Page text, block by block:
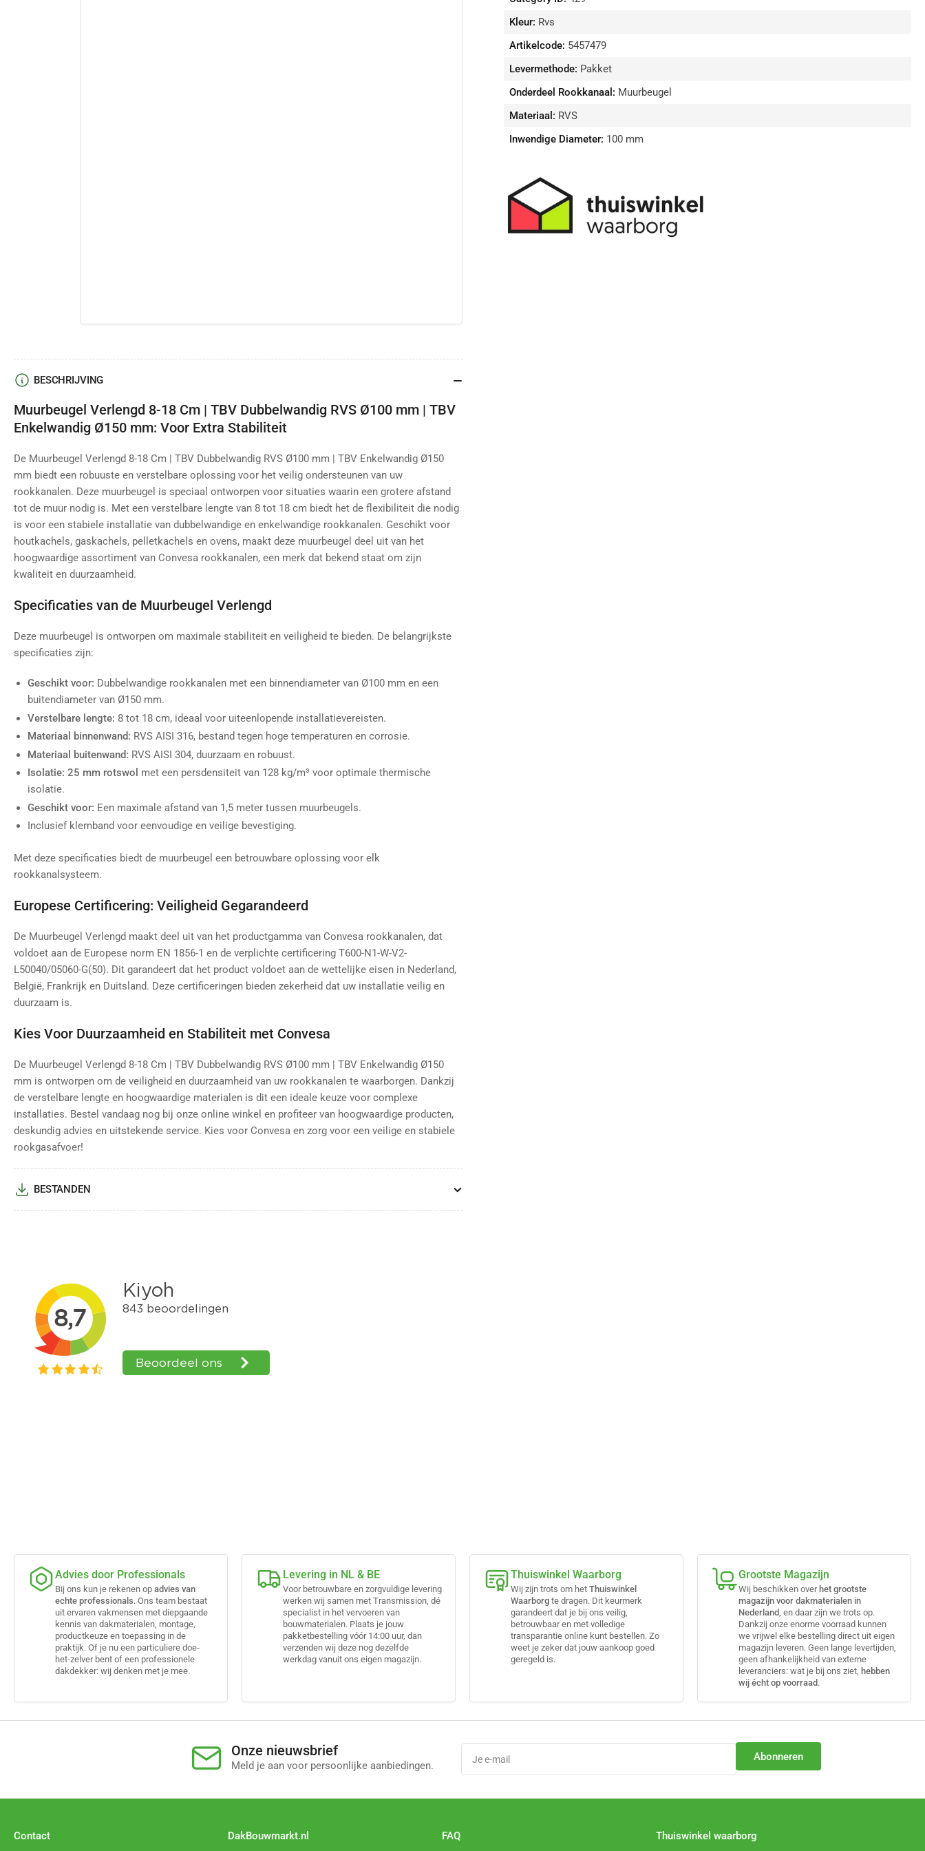
|
TBV
Ø150
mm
Ø150
mm
Kleur: Rvs
Artikelcode: 5457479
Levermethode: Pakket
Onderdeel Rookkanaal: Muurbeugel
Materiaal: RVS
Inwendige Diameter: 100 mm
BESCHRIJVING
Muurbeugel Verlengd 8-18 Cm | TBV Dubbelwandig RVS Ø100 mm | TBV
Enkelwandig Ø150 mm: Voor Extra Stabiliteit
De Muurbeugel Verlengd 8-18 Cm | TBV Dubbelwandig RVS Ø100 mm | TBV Enkelwandig Ø150
mm biedt een robuuste en verstelbare oplossing voor het veilig ondersteunen van uw
rookkanalen. Deze muurbeugel is speciaal ontworpen voor situaties waarin een grotere afstand
tot de muur nodig is. Met een verstelbare lengte van 8 tot 18 cm biedt het de flexibiliteit die nodig
is voor een stabiele installatie van dubbelwandige en enkelwandige rookkanalen. Geschikt voor
houtkachels, gaskachels, pelletkachels en ovens, maakt deze muurbeugel deel uit van het
hoogwaardige assortiment van Convesa rookkanalen, een merk dat bekend staat om zijn
kwaliteit en duurzaamheid.
Specificaties van de Muurbeugel Verlengd
Deze muurbeugel is ontworpen om maximale stabiliteit en veiligheid te bieden. De belangrijkste
specificaties zijn:
Geschikt voor: Dubbelwandige rookkanalen met een binnendiameter van Ø100 mm en een
buitendiameter van Ø150 mm.
Verstelbare lengte: 8 tot 18 cm, ideaal voor uiteenlopende installatievereisten.
Materiaal binnenwand: RVS AISI 316, bestand tegen hoge temperaturen en corrosie.
Materiaal buitenwand: RVS AISI 304, duurzaam en robuust.
Isolatie: 25 mm rotswol met een persdensiteit van 128 kg/m³ voor optimale thermische
isolatie.
Geschikt voor: Een maximale afstand van 1,5 meter tussen muurbeugels.
Inclusief klemband voor eenvoudige en veilige bevestiging.
Met deze specificaties biedt de muurbeugel een betrouwbare oplossing voor elk
rookkanalsysteem.
Europese Certificering: Veiligheid Gegarandeerd
De Muurbeugel Verlengd maakt deel uit van het productgamma van Convesa rookkanalen, dat
voldoet aan de Europese norm EN 1856-1 en de verplichte certificering T600-N1-W-V2-
L50040/05060-G(50). Dit garandeert dat het product voldoet aan de wettelijke eisen in Nederland,
België, Frankrijk en Duitsland. Deze certificeringen bieden zekerheid dat uw installatie veilig en
duurzaam is.
Kies Voor Duurzaamheid en Stabiliteit met Convesa
De Muurbeugel Verlengd 8-18 Cm | TBV Dubbelwandig RVS Ø100 mm | TBV Enkelwandig Ø150
mm is ontworpen om de veiligheid en duurzaamheid van uw rookkanalen te waarborgen. Dankzij
de verstelbare lengte en hoogwaardige materialen is dit een ideale keuze voor complexe
installaties. Bestel vandaag nog bij onze online winkel en profiteer van hoogwaardige producten,
deskundig advies en uitstekende service. Kies voor Convesa en zorg voor een veilige en stabiele
rookgasafvoer!
BESTANDEN
Advies door Professionals
Bij ons kun je rekenen op advies van
echte professionals. Ons team bestaat
uit ervaren vakmensen met diepgaande
kennis van dakmaterialen, montage,
productkeuze en toepassing in de
praktijk. Of je nu een particuliere doe-
het-zelver bent of een professionele
dakdekker: wij denken met je mee.
Levering in NL & BE
Voor betrouwbare en zorgvuldige levering
werken wij samen met Transmission, dé
specialist in het vervoeren van
bouwmaterialen. Plaats je jouw
pakketbestelling vóór 14:00 uur, dan
verzenden wij deze nog dezelfde
werkdag vanuit ons eigen magazijn.
Thuiswinkel Waarborg
Wij zijn trots om het Thuiswinkel
Waarborg te dragen. Dit keurmerk
garandeert dat je bij ons veilig,
betrouwbaar en met volledige
transparantie online kunt bestellen. Zo
weet je zeker dat jouw aankoop goed
geregeld is.
Grootste Magazijn
Wij beschikken overhet grootste
magazijn voor dakmaterialen in
Nederland , en daar zijn we trots op.
Dankzij onze enorme voorraad kunnen
we vrijwel elke bestelling direct uit eigen
magazijn leveren. Geen lange levertijden,
geen afhankelijkheid van externe
leveranciers: wat je bij ons ziet, hebben
wij écht op voorraad.
Onze nieuwsbrief
Meld je aan voor persoonlijke aanbiedingen.
Je
mail
Abonneren
Contact DakBouwmarkt.nl FAQ Thuiswinkel waarborg